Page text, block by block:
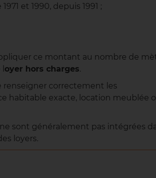
et 1990, depuis 1991 ;
ce montant au nombre de
oyer hors charges.
renseigner correctement les
habitable exacte, location meublée
sont généralement pas intégrées
loyers.